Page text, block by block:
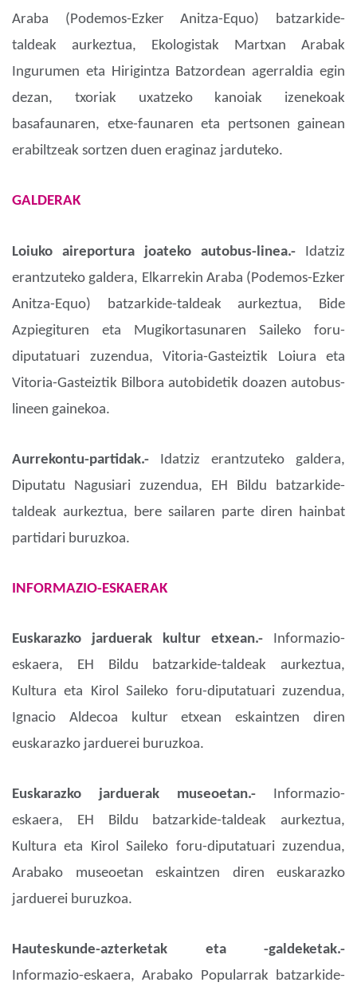
Araba (Podemos-Ezker Anitza-Equo) batzarkide-
taldeak aurkeztua, Ekologistak Martxan Arabak
Ingurumen eta Hirigintza Batzordean agerraldia egin
dezan, txoriak uxatzeko kanoiak izenekoak
basafaunaren, etxe-faunaren eta pertsonen gainean
erabiltzeak sortzen duen eraginaz jarduteko.
GALDERAK
Loiuko aireportura joateko autobus-linea.- Idatziz
erantzuteko galdera, Elkarrekin Araba (Podemos-Ezker
Anitza-Equo) batzarkide-taldeak aurkeztua, Bide
Azpiegituren eta Mugikortasunaren Saileko foru-
diputatuari zuzendua, Vitoria-Gasteiztik Loiura eta
Vitoria-Gasteiztik Bilbora autobidetik doazen autobus-
lineen gainekoa.
Aurrekontu-partidak.- Idatziz erantzuteko galdera,
Diputatu Nagusiari zuzendua, EH Bildu batzarkide-
taldeak aurkeztua, bere sailaren parte diren hainbat
partidari buruzkoa.
INFORMAZIO-ESKAERAK
Euskarazko jarduerak kultur etxean.- Informazio-
eskaera, EH Bildu batzarkide-taldeak aurkeztua,
Kultura eta Kirol Saileko foru-diputatuari zuzendua,
Ignacio Aldecoa kultur etxean eskaintzen diren
euskarazko jarduerei buruzkoa.
Euskarazko jarduerak museoetan.- Informazio-
eskaera, EH Bildu batzarkide-taldeak aurkeztua,
Kultura eta Kirol Saileko foru-diputatuari zuzendua,
Arabako museoetan eskaintzen diren euskarazko
jarduerei buruzkoa.
Hauteskunde-azterketak eta -galdeketak.-
Informazio-eskaera, Arabako Popularrak batzarkide-